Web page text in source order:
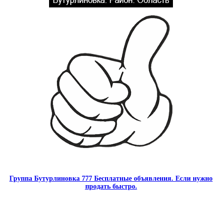
Группа Бутурлиновка 777 Бесплатные объявления. Если нужно
продать быстро.